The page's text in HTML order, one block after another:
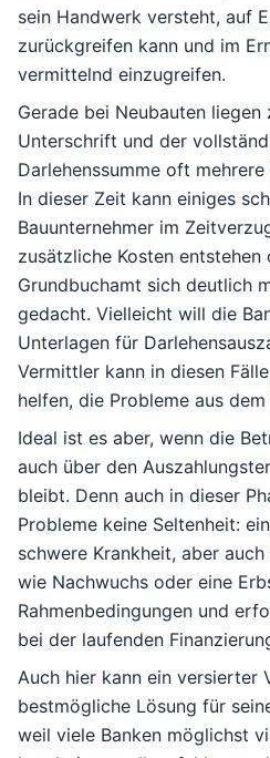
sein Handwerk versteht, auf
zurückgreifen kann und im
vermittelnd einzugreifen.
Gerade bei Neubauten liegen
Unterschrift und der
Darlehenssumme oft
In dieser Zeit kann einiges
Bauunternehmer im
zusätzliche Kosten entstehen
Grundbuchamt sich deutlich
gedacht. Vielleicht will die
Unterlagen für
Vermittler kann in diesen
helfen, die Probleme aus
Ideal ist es aber, wenn die
auch über den
bleibt. Denn auch in dieser
Probleme keine Seltenheit:
schwere Krankheit, aber
wie Nachwuchs oder eine
Rahmenbedingungen und
bei der laufenden
Auch hier kann ein versierter
bestmögliche Lösung für
weil viele Banken möglichst